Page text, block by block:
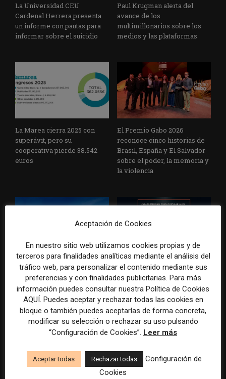
La Universidad CEU
Cardenal Herrera presenta
un informe con pautas para
informar sobre el suicidio
Paul Krugman alerta del
avance de los
multimillonarios sobre los
medios y las plataformas
La Marea cierra 2025 con
superávit, pero su
cooperativa pierde 38.542
euros
El Premio Gabo 2026
reconoce cinco historias de
Brasil, España y El Salvador
sobre el poder, la memoria y
la violencia
Radio Televisión Madrid
establece un sistema de
control para el uso de la
inteligencia artificial
ADEPA crea un premio
especial para la mejor
cobertura periodística del
Mundial 2026
DEJA UNA RESPUESTA
Aceptación de Cookies
En nuestro sitio web utilizamos cookies propias y de
terceros para finalidades analíticas mediante el análisis del
tráfico web, para personalizar el contenido mediante sus
preferencias y con finalidades publicitarias. Para más
información puedes consultar nuestra Política de Cookies
AQUÍ. Puedes aceptar y rechazar todas las cookies en
bloque o también puedes aceptarlas de forma concreta,
modificar su selección o rechazar su uso pulsando
“Configuración de Cookies”. Leer más
Aceptar todas Rechazar todas
Configuración de
Cookies